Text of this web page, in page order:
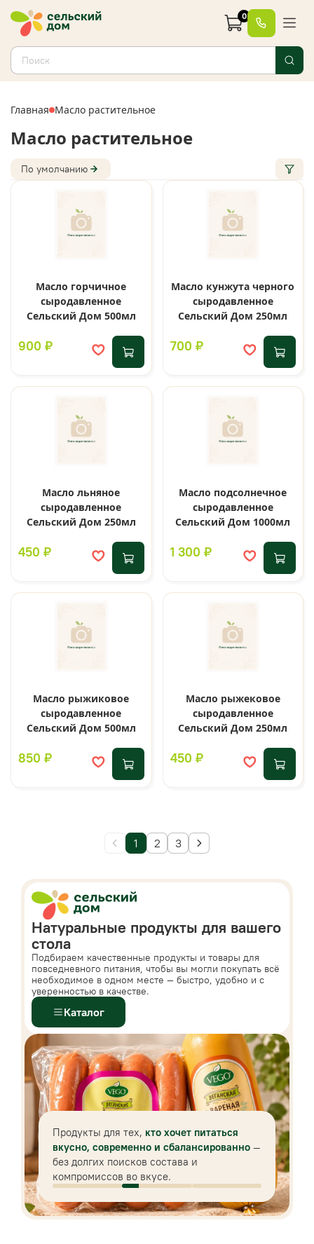
0
Главная Масло растительное
Масло растительное
По умолчанию
Масло горчичное
сыродавленное
Сельский Дом 500мл
900 ₽
Масло кунжута черного
сыродавленное
Сельский Дом 250мл
700 ₽
Масло льняное
сыродавленное
Сельский Дом 250мл
450 ₽
Масло подсолнечное
сыродавленное
Сельский Дом 1000мл
1 300 ₽
Масло рыжиковое
сыродавленное
Сельский Дом 500мл
850 ₽
Масло рыжековое
сыродавленное
Сельский Дом 250мл
450 ₽
1 2 3
Натуральные продукты для вашего
стола
Подбираем качественные продукты и товары для
повседневного питания, чтобы вы могли покупать всё
необходимое в одном месте — быстро, удобно и с
уверенностью в качестве.
Каталог
Продукты для тех, кто хочет питаться
вкусно, современно и сбалансированно —
без долгих поисков состава и
компромиссов во вкусе.